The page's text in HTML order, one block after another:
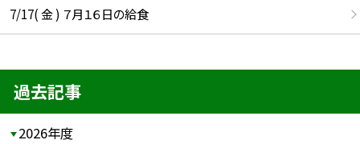
7/17( 金 ) ７月１６日の給食
過去記事
2026年度